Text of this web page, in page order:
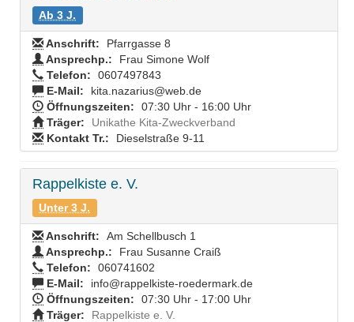
Ab 3 J.
Anschrift:
Pfarrgasse 8
Ansprechp.:
Frau Simone Wolf
Telefon:
0607497843
E-Mail:
kita.nazarius@web.de
Öffnungszeiten:
07:30 Uhr - 16:00 Uhr
Träger:
Unikathe Kita-Zweckverband
Kontakt Tr.:
Dieselstraße 9-11
Rappelkiste e. V.
Unter 3 J.
Anschrift:
Am Schellbusch 1
Ansprechp.:
Frau Susanne Craiß
Telefon:
060741602
E-Mail:
info@rappelkiste-roedermark.de
Öffnungszeiten:
07:30 Uhr - 17:00 Uhr
Träger:
Rappelkiste e. V.